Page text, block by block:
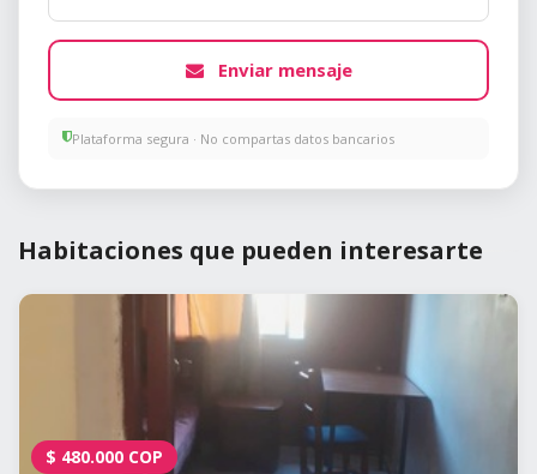
Enviar mensaje
Plataforma segura · No compartas datos bancarios
Habitaciones que pueden interesarte
$ 480.000 COP